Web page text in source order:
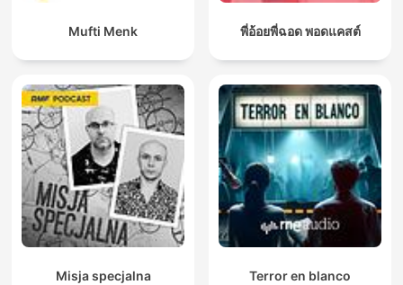
Mufti Menk พี่อ้อยพี่ฉอด พอดแคสต์
Misja specjalna Terror en blanco